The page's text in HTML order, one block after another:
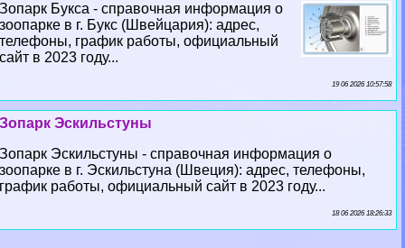
Зопарк Букса - справочная информация о
зоопарке в г. Букс (Швейцария): адрес,
телефоны, график работы, официальный
сайт в 2023 году...
19 06 2026 10:57:58
Зопарк Эскильстуны
Зопарк Эскильстуны - справочная информация о
зоопарке в г. Эскильстуна (Швеция): адрес, телефоны,
график работы, официальный сайт в 2023 году...
18 06 2026 18:26:33